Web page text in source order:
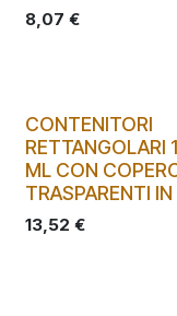
8,07 €
CONTENITORI
RETTANGOLARI
ML CON
TRASPARENTI IN
13,52 €